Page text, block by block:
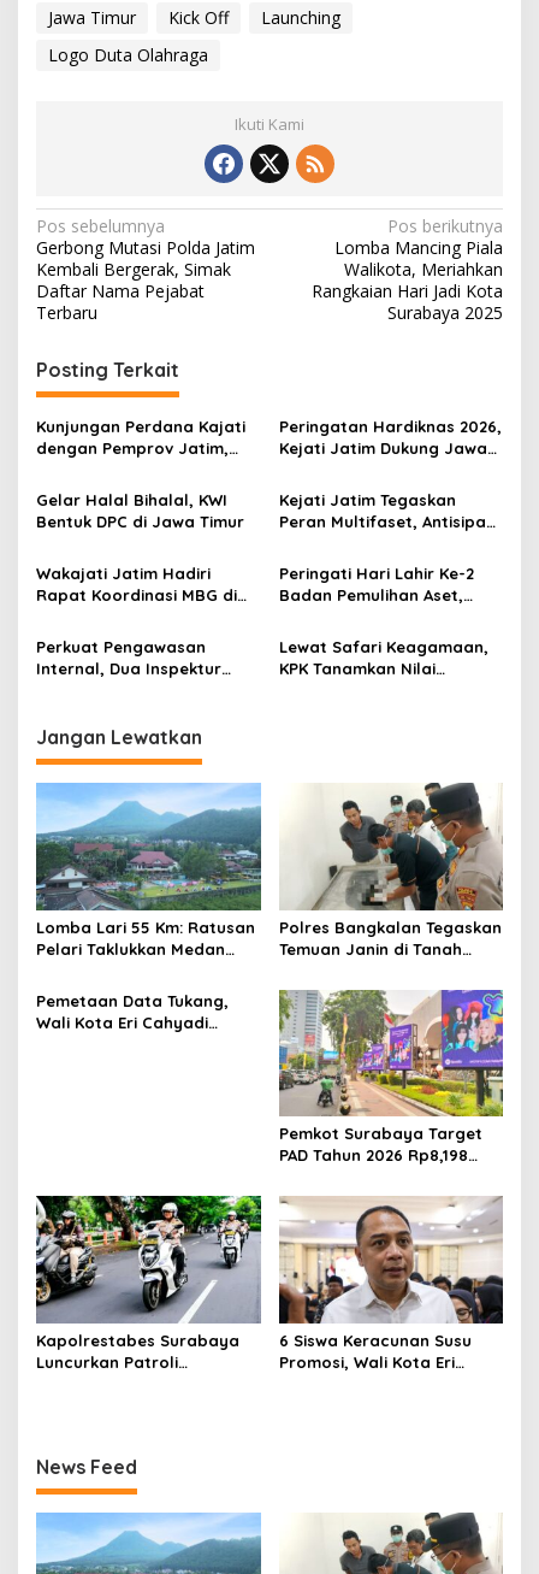
Jawa Timur Kick Off
Launching
Logo Duta Olahraga
Ikuti Kami
N
a
v
g
a
s
p
o
s
Pos sebelumnya
Gerbong Mutasi Polda Jatim
Kembali Bergerak, Simak
Daftar Nama Pejabat
Terbaru
Pos berikutnya
Lomba Mancing Piala
Walikota, Meriahkan
Rangkaian Hari Jadi Kota
Surabaya 2025
Posting Terkait
Kunjungan Perdana Kajati
dengan Pemprov Jatim,
Kelembagaan untuk Jawa
Timur Kondusif
Peringatan Hardiknas 2026,
Kejati Jatim Dukung Jawa
Talenta Nasional
Gelar Halal Bihalal, KWI
Bentuk DPC di Jawa Timur
Kejati Jatim Tegaskan
Peran Multifaset, Antisipasi
Jawa Timur
Wakajati Jatim Hadiri
Rapat Koordinasi MBG di
Nasional untuk
Implementasi Tepat
Sasaran
Peringati Hari Lahir Ke-2
Badan Pemulihan Aset,
Optimalkan Fungsi Asset
Recovery di Jawa Timur
Perkuat Pengawasan
Internal, Dua Inspektur
di Jawa Timur
Lewat Safari Keagamaan,
KPK Tanamkan Nilai
Jangan Lewatkan
Lomba Lari 55 Km: Ratusan
Pelari Taklukkan Medan
Polres Bangkalan Tegaskan
Temuan Janin di Tanah
Pemetaan Data Tukang,
Wali Kota Eri Cahyadi
Pemkot Surabaya Target
PAD Tahun 2026 Rp8,198
Reklame
Kapolrestabes Surabaya
Luncurkan Patroli
6 Siswa Keracunan Susu
Promosi, Wali Kota Eri
News Feed